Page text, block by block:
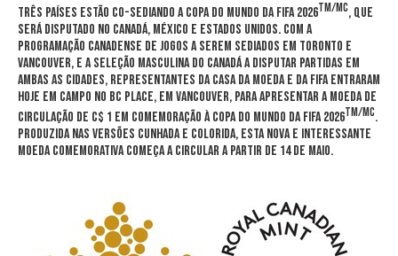
três países estão co-sediando a Copa do Mundo da FIFA 2026TM/MC, que
será disputado no Canadá, México e Estados Unidos. Com a
programação canadense de jogos a serem sediados em Toronto e
Vancouver, e a seleção masculina do Canadá a disputar partidas em
ambas as cidades, representantes da Casa da Moeda e da FIFA entraram
hoje em campo no BC Place, em Vancouver, para apresentar a moeda de
circulação de C$ 1 em comemoração à Copa do Mundo da FIFA 2026TM/MC.
Produzida nas versões cunhada e colorida, esta nova e interessante
moeda comemorativa começa a circular a partir de 14 de maio.